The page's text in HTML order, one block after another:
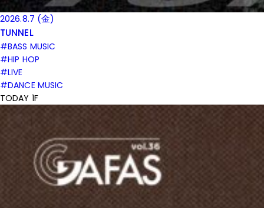
2026.8.7 (金)
TUNNEL
#BASS MUSIC
#HIP HOP
#LIVE
#DANCE MUSIC
TODAY 1F